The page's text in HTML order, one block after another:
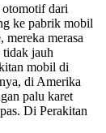
otomotif dari
ke pabrik mobil
merasa
jauh
mobil di
di Amerika
palu karet
Di Perakitan